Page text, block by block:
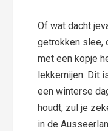
Of wat dacht
getrokken slee,
met een kopje
lekkernijen. Dit
een winterse
houdt, zul je
in de